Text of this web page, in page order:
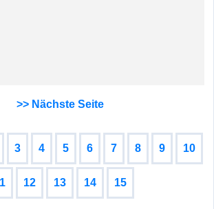
>> Nächste Seite
3 4 5 6 7 8 9 10
12 13 14 15